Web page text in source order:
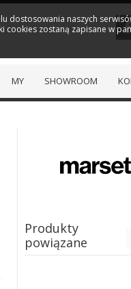
SHOWROOM
MY
Produkty
powiązane
dostosowania naszych
zostaną zapisane w